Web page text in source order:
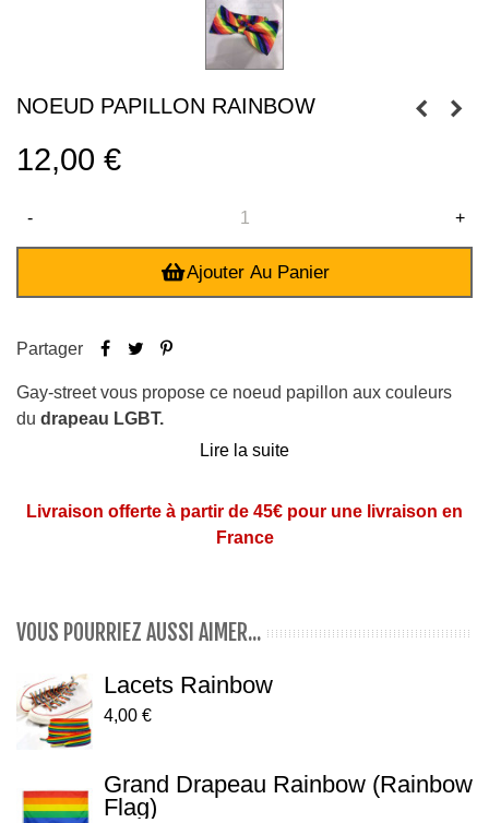
NOEUD PAPILLON RAINBOW
12,00 €
- +
Ajouter Au Panier
Partager
Gay-street vous propose ce noeud papillon aux couleurs
du drapeau LGBT.
La fermeture se fait par un crochet.
Dimensions du noeud papillon: 12 cm x 6 cm
Lire la suite
Livraison offerte à partir de 45€ pour une livraison en
France
VOUS POURRIEZ AUSSI AIMER...
Lacets Rainbow
4,00 €
Grand Drapeau Rainbow (Rainbow
Flag)